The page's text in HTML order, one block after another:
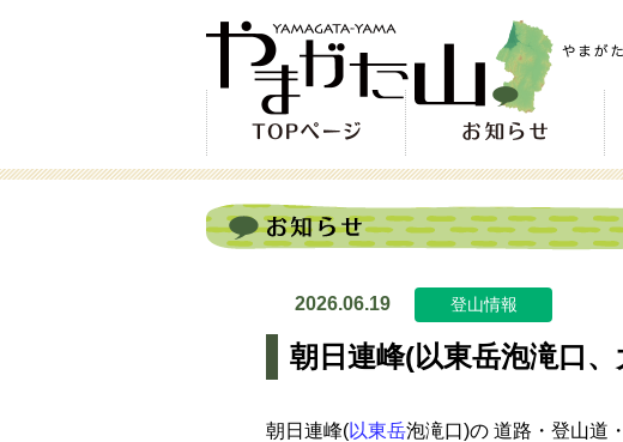
2026.06.19 登山情報
朝日連峰(以東岳泡滝口
朝日連峰(以東岳泡滝口)の 道路・登山道